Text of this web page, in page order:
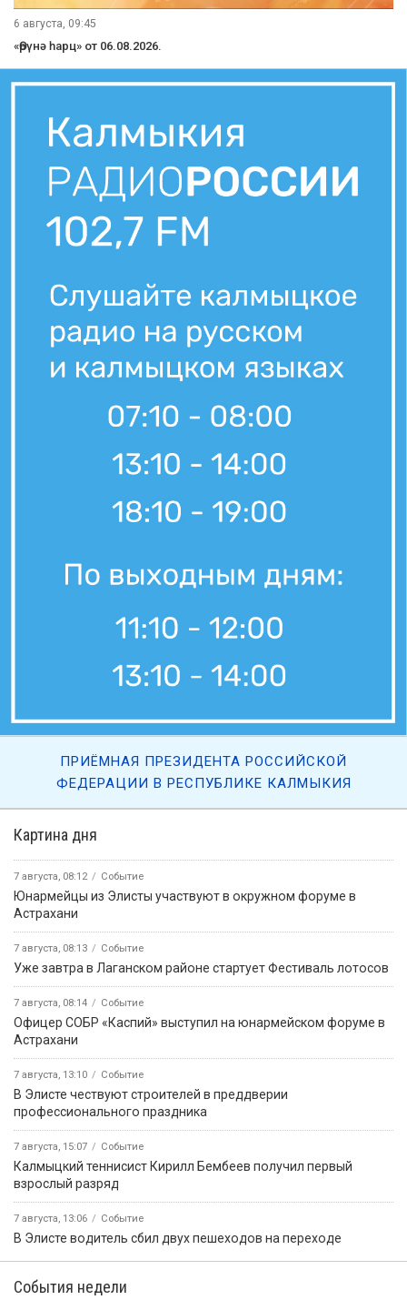
Картина дня
7 августа, 08:12 Событие
Юнармейцы из Элисты участвуют в окружном форуме в
Астрахани
7 августа, 08:13 Событие
Уже завтра в Лаганском районе стартует Фестиваль лотосов
7 августа, 08:14 Событие
Офицер СОБР «Каспий» выступил на юнармейском форуме в
Астрахани
7 августа, 13:10 Событие
В Элисте чествуют строителей в преддверии
профессионального праздника
7 августа, 15:07 Событие
Калмыцкий теннисист Кирилл Бембеев получил первый
взрослый разряд
7 августа, 13:06 Событие
В Элисте водитель сбил двух пешеходов на переходе
События недели
6 августа, 09:45
«Өрүнә һарц» от 06.08.2026.
ПРИЁМНАЯ ПРЕЗИДЕНТА РОССИЙСКОЙ
ФЕДЕРАЦИИ В РЕСПУБЛИКЕ КАЛМЫКИЯ